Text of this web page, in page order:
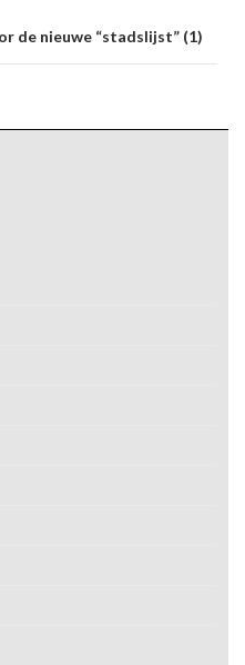
de nieuwe “stadslijst” (1)